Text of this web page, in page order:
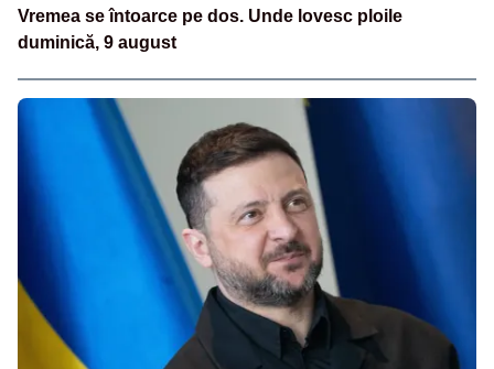
Vremea se întoarce pe dos. Unde lovesc ploile
duminică, 9 august